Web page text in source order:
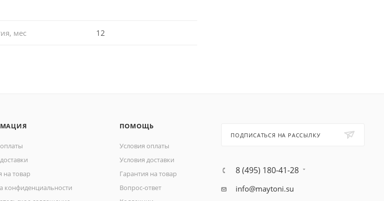
мес 12
на товар
конфиденциальности
ПОМОЩЬ
Условия оплаты
Условия доставки
Гарантия на товар
Вопрос-ответ
ПОДПИСАТЬСЯ НА РАССЫЛКУ
8 (495) 180-41-28
info@maytoni.su